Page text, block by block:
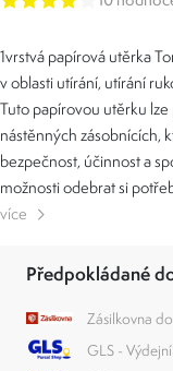
1vrstvá papírová utěrka
v oblasti utírání, utírání
Tuto papírovou utěrku
nástěnných zásobnících,
bezpečnost, účinnost a
možnosti odebrat si
více
Předpokládané
Zásilkovna
GLS -